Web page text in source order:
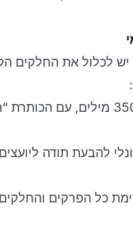
לכלול את החלקים
: מוגבל ל-350 מילים, עם
להבעת תודה
כל הפרקים והחלקים